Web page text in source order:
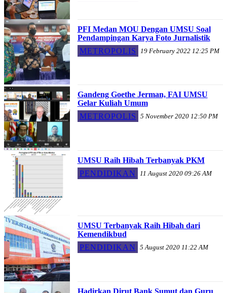
PFI Medan MOU Dengan UMSU Soal
Pendampingan Karya Foto Jurnalistik
METROPOLIS
19 February 2022 12:25 PM
Gandeng Goethe Jerman, FAI UMSU
Gelar Kuliah Umum
METROPOLIS
5 November 2020 12:50 PM
UMSU Raih Hibah Terbanyak PKM
PENDIDIKAN
11 August 2020 09:26 AM
UMSU Terbanyak Raih Hibah dari
Kemendikbud
PENDIDIKAN
5 August 2020 11:22 AM
Hadirkan Dirut Bank Sumut dan Guru